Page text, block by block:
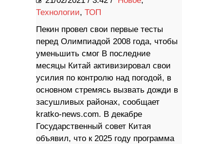
Технологии, ТОП
Пекин провел свои первые тесты
перед Олимпиадой 2008 года, чтобы
уменьшить смог В последние
месяцы Китай активизировал свои
усилия по контролю над погодой, в
основном стремясь вызвать дожди в
засушливых районах, сообщает
kratko-news.com. В декабре
Государственный совет Китая
объявил, что к 2025 году программа